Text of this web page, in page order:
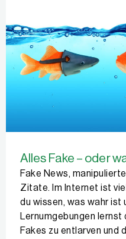
Alles Fake – oder
Fake News,
Zitate. Im Internet ist
du wissen, was wahr ist
Lernumgebungen lernst
Fakes zu entlarven und